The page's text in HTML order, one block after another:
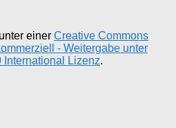
einer Creative Commons
- Weitergabe unter
Lizenz.